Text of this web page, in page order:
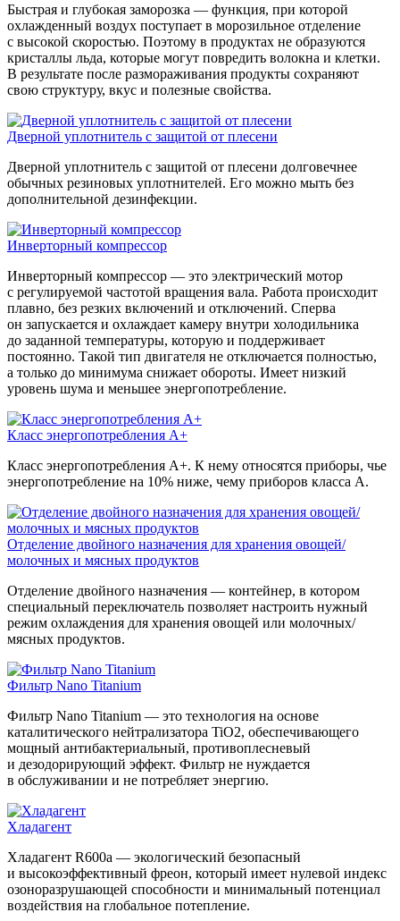
Быстрая и глубокая заморозка — функция, при которой
охлажденный воздух поступает в морозильное отделение
с высокой скоростью. Поэтому в продуктах не образуются
кристаллы льда, которые могут повредить волокна и клетки.
В результате после размораживания продукты сохраняют
свою структуру, вкус и полезные свойства.
Дверной уплотнитель с защитой от плесени
Дверной уплотнитель с защитой от плесени долговечнее
обычных резиновых уплотнителей. Его можно мыть без
дополнительной дезинфекции.
Инверторный компрессор
Инверторный компрессор — это электрический мотор
с регулируемой частотой вращения вала. Работа происходит
плавно, без резких включений и отключений. Сперва
он запускается и охлаждает камеру внутри холодильника
до заданной температуры, которую и поддерживает
постоянно. Такой тип двигателя не отключается полностью,
а только до минимума снижает обороты. Имеет низкий
уровень шума и меньшее энергопотребление.
Класс энергопотребления А+
Класс энергопотребления А+. К нему относятся приборы, чье
энергопотребление на 10% ниже, чему приборов класса А.
Отделение двойного назначения для хранения овощей/
молочных и мясных продуктов
Отделение двойного назначения — контейнер, в котором
специальный переключатель позволяет настроить нужный
режим охлаждения для хранения овощей или молочных/
мясных продуктов.
Фильтр Nano Titanium
Фильтр Nano Titanium — это технология на основе
каталитического нейтрализатора TiO2, обеспечивающего
мощный антибактериальный, противоплесневый
и дезодорирующий эффект. Фильтр не нуждается
в обслуживании и не потребляет энергию.
Хладагент
Хладагент R600a — экологический безопасный
и высокоэффективный фреон, который имеет нулевой индекс
озоноразрушающей способности и минимальный потенциал
воздействия на глобальное потепление.